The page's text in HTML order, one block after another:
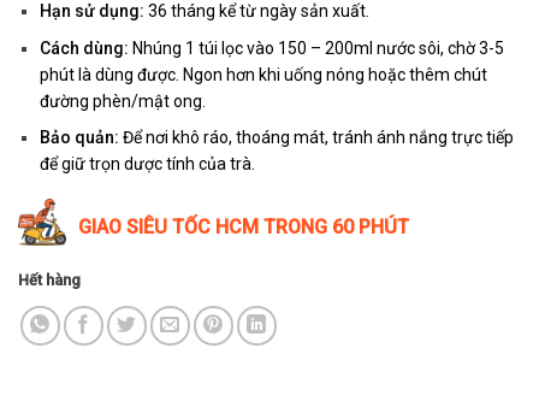
Hạn sử dụng: 36 tháng kể từ ngày sản xuất.
Cách dùng: Nhúng 1 túi lọc vào 150 – 200ml nước sôi, chờ 3-5
phút là dùng được. Ngon hơn khi uống nóng hoặc thêm chút
đường phèn/mật ong.
Bảo quản: Để nơi khô ráo, thoáng mát, tránh ánh nắng trực tiếp
để giữ trọn dược tính của trà.
GIAO SIÊU TỐC HCM TRONG 60 PHÚT
Hết hàng